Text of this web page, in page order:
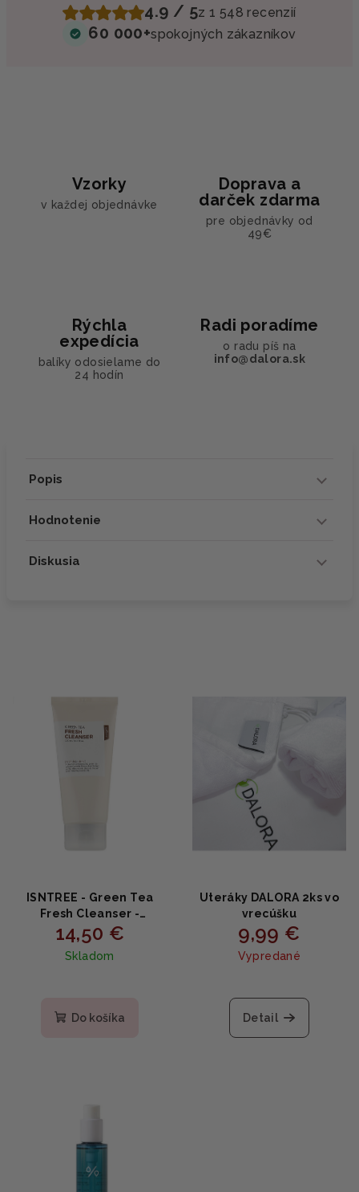
4.9 / 5z 1 548 recenzií
60 000+spokojných zákazníkov
Vzorky
v každej objednávke
Doprava a
darček zdarma
pre objednávky od
49€
Rýchla
expedícia
balíky odosielame do
24 hodín
Radi poradíme
o radu píš na
info@dalora.sk
Popis
Hodnotenie
Diskusia
ISNTREE - Green Tea
Fresh Cleanser -
Osviežujúca čistiaca
pena so zeleným čajom
120ml
14,50 €
Skladom
Do košíka
Uteráky DALORA 2ks vo
vrecúšku
9,99 €
Vypredané
Detail